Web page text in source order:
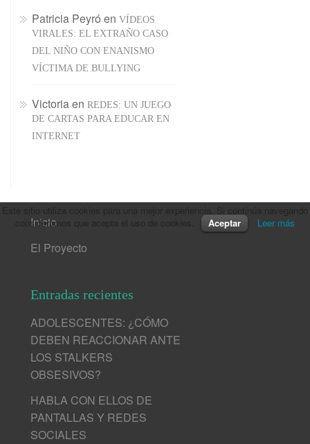
Patricia Peyró en VÍDEOS
VIRALES: EL EXTRAÑO CASO
DEL NIÑO CON ENANISMO
VÍCTIMA DE BULLYING
Victoriaen REDES: UN JUEGO
DE CARTAS PARA EDUCAR EN
INTERNET
Inicio
El Proyecto
Entradas recientes
ADOLESCENTES: ¿CÓMO
DEBEN REACCIONAR ANTE
LOS STALKERS
OBSESIVOS?
HABLA CON ELLOS DE
PANTALLAS Y REDES
SOCIALES
consideramos que acepta el uso de cookies.
Aceptar Leer más